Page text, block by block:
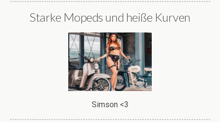
Starke Mopeds und heiße Kurven
Simson <3